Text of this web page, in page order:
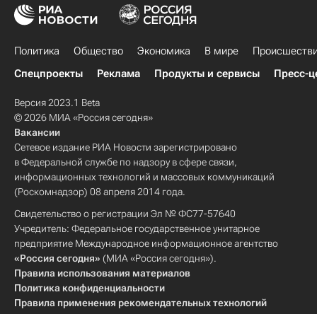
Политика Общество Экономика В мире
Спецпроекты
Реклама Продукты и сервисы Пресс-
Версия 2023.1 Beta
© 2026 МИА «Россия сегодня»
Вакансии
Сетевое издание РИА Новости зарегистрировано
в Федеральной службе по надзору в сфере связи,
информационных технологий и массовых коммуникаций
(Роскомнадзор) 08 апреля 2014 года.
Свидетельство о регистрации Эл № ФС77-57640
Учредитель: Федеральное государственное унитарное
предприятие Международное информационное агентство
«Россия сегодня» (МИА «Россия сегодня»).
Правила использования материалов
Политика конфиденциальности
Правила применения рекомендательных технологий